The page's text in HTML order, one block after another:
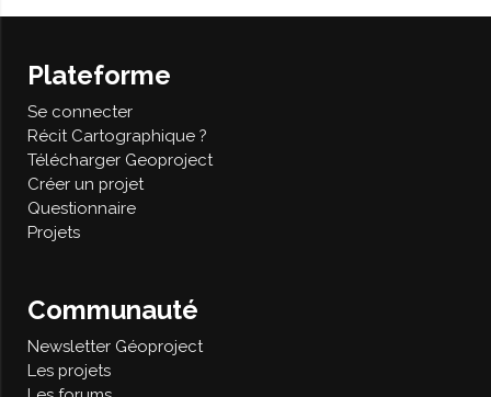
Plateforme
Se connecter
Récit Cartographique ?
Télécharger Geoproject
Créer un projet
Questionnaire
Projets
Communauté
Newsletter Géoproject
Les projets